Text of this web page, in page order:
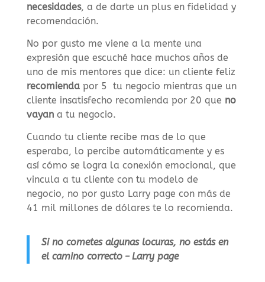
necesidades, a de darte un plus en fidelidad y
recomendación.
No por gusto me viene a la mente una
expresión que escuché hace muchos años de
uno de mis mentores que dice: un cliente feliz
recomiendapor 5 tu negocio mientras que un
cliente insatisfecho recomienda por 20 que no
vayana tu negocio.
Cuando tu cliente recibe mas de lo que
esperaba, lo percibe automáticamente y es
así cómo se logra la conexión emocional, que
vincula a tu cliente con tu modelo de
negocio, no por gusto Larry page con más de
41 mil millones de dólares te lo recomienda.
Si no cometes algunas locuras, no estás en
el camino correcto– Larry page